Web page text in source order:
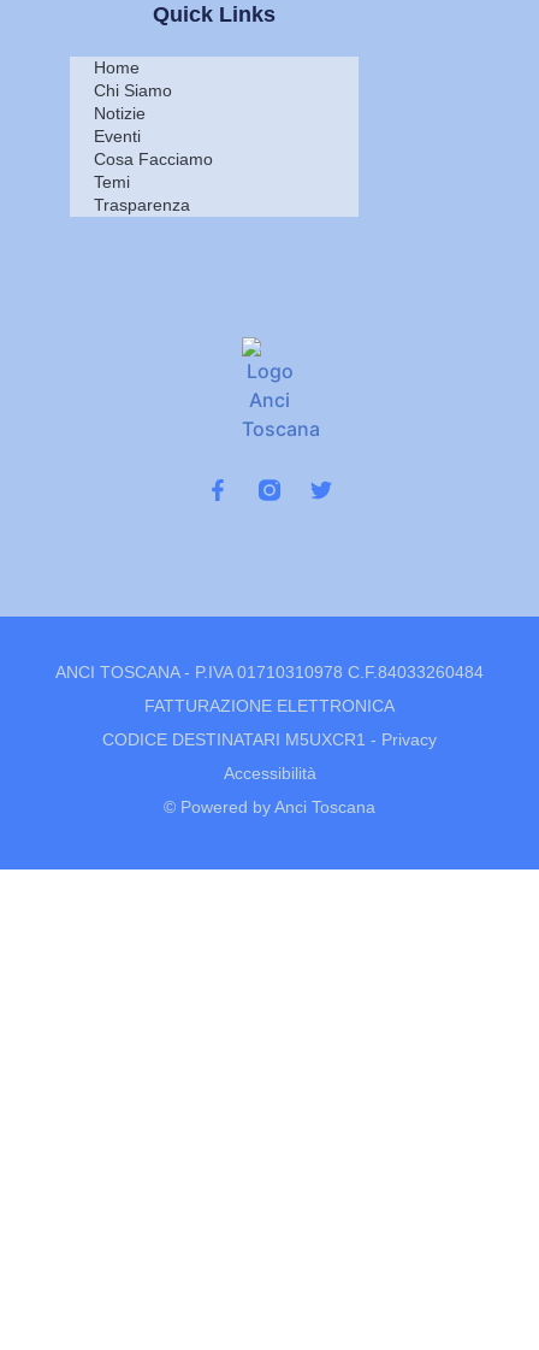
Quick Links
Home
Chi Siamo
Notizie
Eventi
Cosa Facciamo
Temi
Trasparenza
ANCI TOSCANA - P.IVA 01710310978 C.F.84033260484
FATTURAZIONE ELETTRONICA
CODICE DESTINATARI M5UXCR1 - Privacy
Accessibilità
© Powered by Anci Toscana